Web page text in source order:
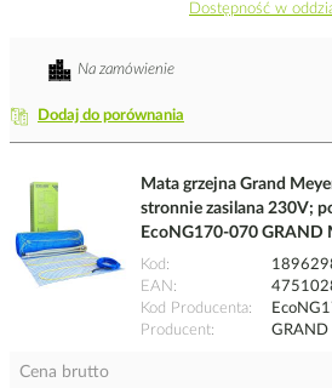
Dostępność w
Dodaj do porównania
Na zamówienie
Mata grzejna Grand
stronnie zasilana 230V;
EcoNG170-070 GRAND
Kod
EAN
Kod Producenta
Producent
GRAND
Cena brutto